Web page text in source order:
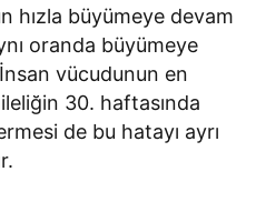
hızla büyümeye devam
oranda büyümeye
vücudunun en
30. haftasında
de bu hatayı ayrı